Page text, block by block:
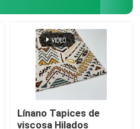
Línano Tapices de
viscosa Hilados